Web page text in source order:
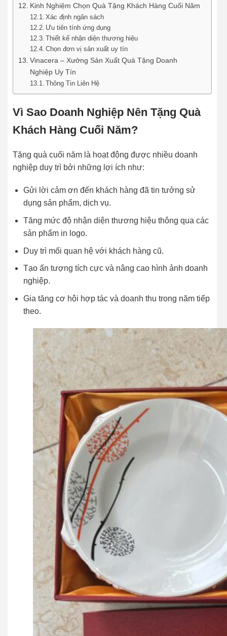
Kinh Nghiệm Chọn Quà Tặng Khách Hàng Cuối Năm
Xác định ngân sách
Ưu tiên tính ứng dụng
Thiết kế nhận diện thương hiệu
Chọn đơn vị sản xuất uy tín
Vinacera – Xưởng Sản Xuất Quà Tặng Doanh
Nghiệp Uy Tín
Thông Tin Liên Hệ
Vì Sao Doanh Nghiệp Nên Tặng Quà
Khách Hàng Cuối Năm?
Tặng quà cuối năm là hoạt động được nhiều doanh
nghiệp duy trì bởi những lợi ích như:
Gửi lời cảm ơn đến khách hàng đã tin tưởng sử
dụng sản phẩm, dịch vụ.
Tăng mức độ nhận diện thương hiệu thông qua các
sản phẩm in logo.
Duy trì mối quan hệ với khách hàng cũ.
Tạo ấn tượng tích cực và nâng cao hình ảnh doanh
nghiệp.
Gia tăng cơ hội hợp tác và doanh thu trong năm tiếp
theo.